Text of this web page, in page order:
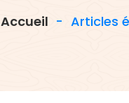
Accueil - Articles